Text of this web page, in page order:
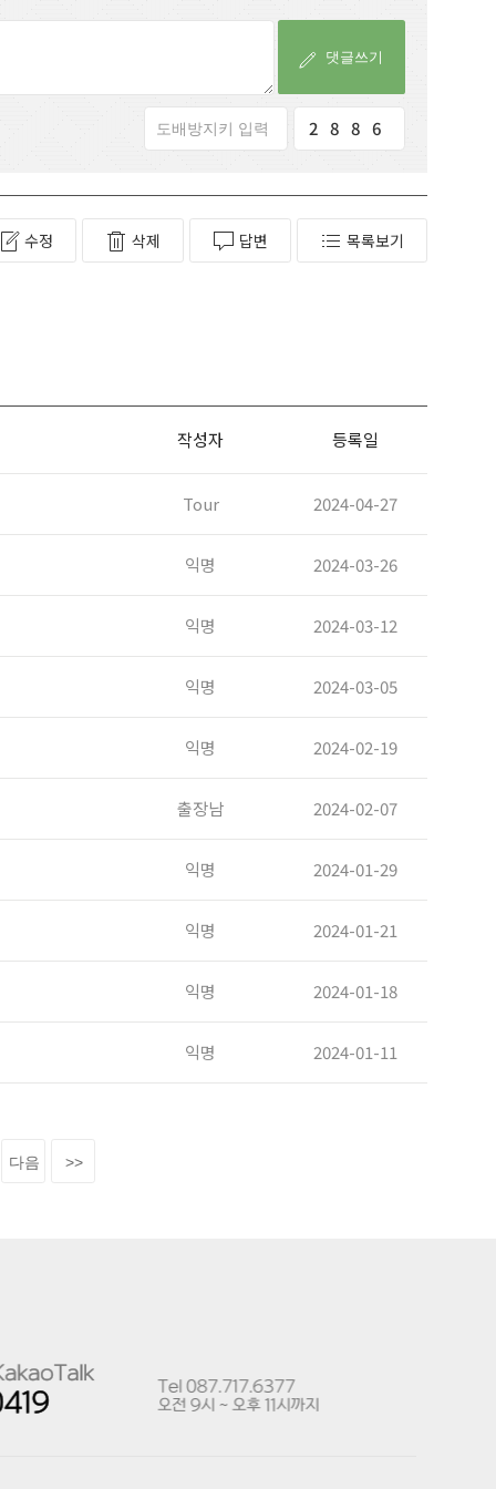
댓글쓰기
2 8 8 6
수정 삭제 답변 목록보기
작성자 등록일
Tour 2024-04-27
익명 2024-03-26
익명 2024-03-12
익명 2024-03-05
익명 2024-02-19
출장남 2024-02-07
익명 2024-01-29
익명 2024-01-21
익명 2024-01-18
익명 2024-01-11
다음 >>